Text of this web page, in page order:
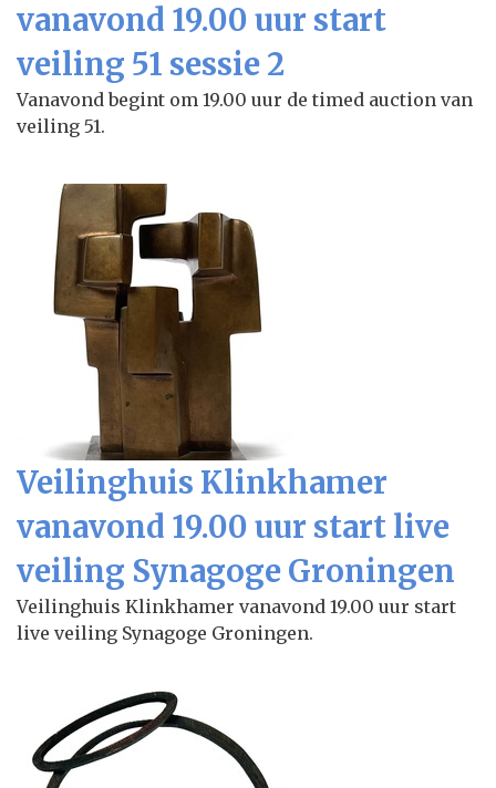
vanavond 19.00 uur start
veiling 51 sessie 2
Vanavond begint om 19.00 uur de timed auction van
veiling 51.
Veilinghuis Klinkhamer
vanavond 19.00 uur start live
veiling Synagoge Groningen
Veilinghuis Klinkhamer vanavond 19.00 uur start
live veiling Synagoge Groningen.